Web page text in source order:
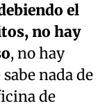
el
no hay
, no hay
nada de
de